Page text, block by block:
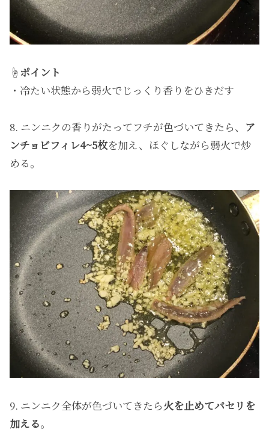
☝️ ポイント
・冷たい状態から弱火でじっくり香りをひきだす
8. ニンニクの香りがたってフチが色づいてきたら、 ア
ンチョビフィレ4~5枚を加え、ほぐしながら弱火で炒
める。
9. ニンニク全体が色づいてきたら火を止めてパセリを
加える。